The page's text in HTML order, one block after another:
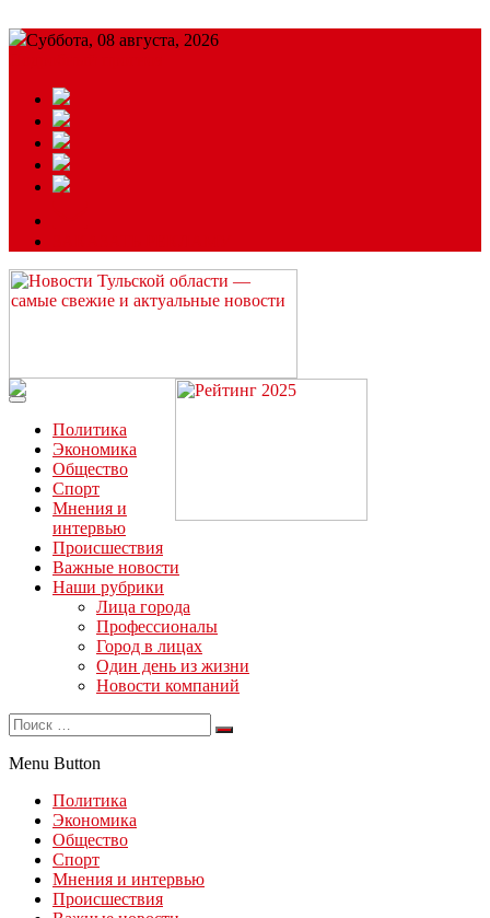
Суббота, 08 августа, 2026
Читайте последние новости дня в Тульской области на сайте
“ЗаНовомосковск”
Политика
Экономика
Общество
Спорт
Мнения и
интервью
Происшествия
Важные новости
Наши рубрики
Лица города
Профессионалы
Город в лицах
Один день из жизни
Новости компаний
Menu Button
Политика
Экономика
Общество
Спорт
Мнения и интервью
Происшествия